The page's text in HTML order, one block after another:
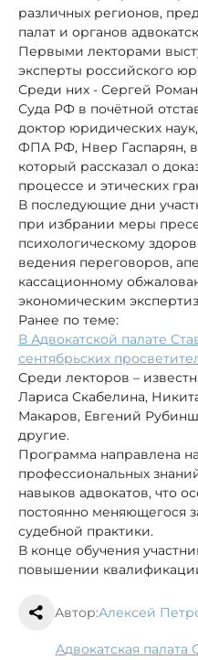
различных регионов,
палат и органов
Первыми лекторами
эксперты российского
Среди них - Сергей
Суда РФ в почётной
доктор юридических
ФПА РФ, Нвер Гаспарян,
который рассказал о
процессе и этических
В последующие дни
при избрании меры
психологическому
ведения переговоров,
кассационному
экономическим
Ранее по теме:
В Адвокатской палате
сентябрьских
Среди лекторов –
Лариса Скабелина,
Макаров, Евгений
другие.
Программа направлена
профессиональных
навыков адвокатов, что
постоянно меняющегося
судебной практики.
В конце обучения
повышении
Автор:Алексей
Адвокатская палата